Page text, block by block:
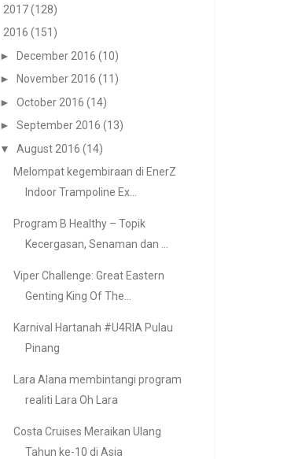
2017(128)
2016 (151)
► December 2016 (10)
►
November 2016 (11)
► October 2016 (14)
► September 2016 (13)
▼
August 2016 (14)
Melompat kegembiraan di EnerZ
Indoor Trampoline Ex...
Program B Healthy – Topik
Kecergasan, Senaman dan ...
Viper Challenge: Great Eastern
Genting King Of The...
Karnival Hartanah #U4RIA Pulau
Pinang
Lara Alana membintangi program
realiti Lara Oh Lara
Costa Cruises Meraikan Ulang
Tahun ke-10 di Asia